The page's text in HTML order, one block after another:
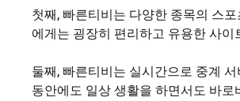
첫째, 빠른티비는 다양한 종목의 스
에게는 굉장히 편리하고 유용한 사이
둘째, 빠른티비는 실시간으로 중계
동안에도 일상 생활을 하면서도 바